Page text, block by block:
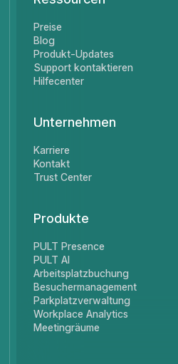
Preise
Blog
Produkt-Updates
Support kontaktieren
Hilfecenter
Unternehmen
Karriere
Kontakt
Trust Center
Produkte
PULT Presence
PULT AI
Arbeitsplatzbuchung
Besuchermanagement
Parkplatzverwaltung
Workplace Analytics
Meetingräume